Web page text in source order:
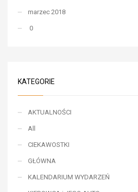
marzec 2018
0
KATEGORIE
AKTUALNOŚCI
All
CIEKAWOSTKI
GŁÓWNA
KALENDARIUM WYDARZEŃ